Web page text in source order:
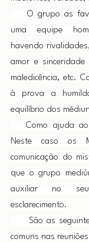
O grupo as
uma equipe
havendo
amor e sinceridade
maledicência, etc.
à prova a
equilíbrio dos
Como ajuda ao
Neste caso os
comunicação do
que o grupo
auxiliar no
esclarecimento.
São as
comuns nas